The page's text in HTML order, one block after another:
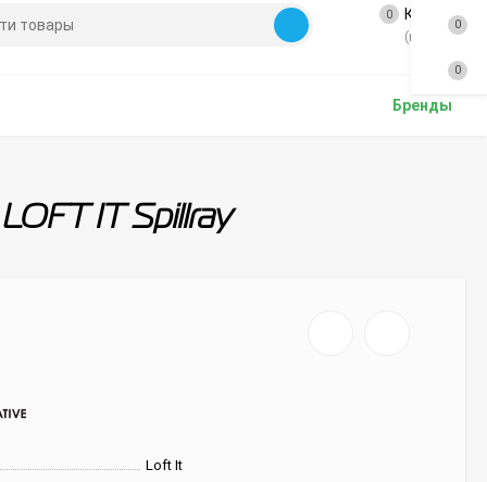
0 Корзина
(пусто)
Бренды
IT Spillray
Loft It
0
0